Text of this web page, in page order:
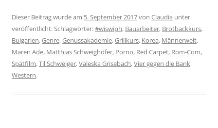
Dieser Beitrag wurde am 5. September 2017von Claudia unter
veröffentlicht. Schlagwörter:#wiswiph, Bauarbeiter, Brotbackkurs,
Bulgarien,Genre,Genussakademie,Grillkurs, Korea, Männerwelt,
Maren Ade, Matthias Schweighöfer, Porno, Red Carpet, Rom-Com,
Spätfilm,Til Schweiger,Valeska Grisebach,Vier gegen die Bank,
Western.